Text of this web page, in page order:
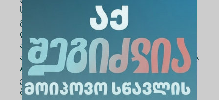
სტუდენტების სტაჟირებასა და დასაქმებას,
განსაკუთრებით ფინანსური განათლებისა
და“Insider Weekend”-ის მიმართულებით.
ამავდროულად, „Business Insider Georgia”-ს
ახალი მიმართულების „Business Intelligence&
Analytics“ ფარგლებში დაგეგმილია
ერთობლივი პროექტების განხორციელება
ბიზნესის, ეკონომიკის, განათლების